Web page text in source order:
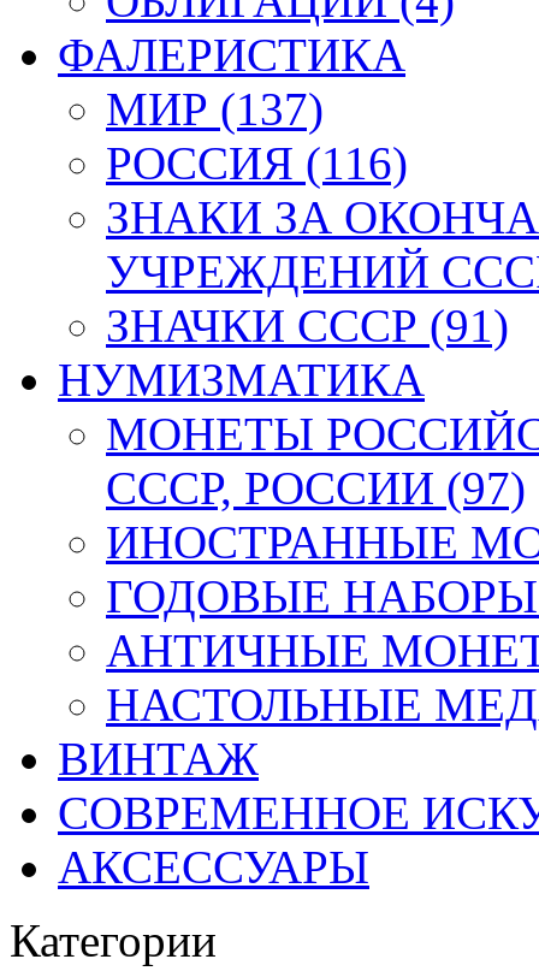
ФАЛЕРИСТИКА
МИР (137)
РОССИЯ (116)
ЗНАКИ ЗА
УЧРЕЖДЕНИЙ
ЗНАЧКИ СССР (91)
НУМИЗМАТИКА
МОНЕТЫ
СССР, РОССИИ (97)
ИНОСТРАННЫЕ
ГОДОВЫЕ НАБОРЫ
АНТИЧНЫЕ
НАСТОЛЬНЫЕ
ВИНТАЖ
СОВРЕМЕННОЕ
АКСЕССУАРЫ
Категории